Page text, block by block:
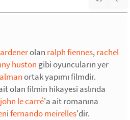
olan ralph fiennes,rachel
huston gibi oyuncuların yer
almanortak yapımı filmdir.
olan filmin hikayesi aslında
john le carré'a ait romanına
ifernando meirelles'dir.